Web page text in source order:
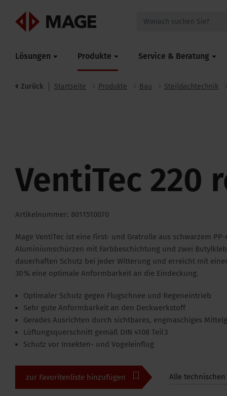
Mageroof
Lösungen Produkte Service & Beratung
Zurück Startseite Produkte Bau Steildachtechnik
VentiTec 220
Artikelnummer: 8011510070
Mage VentiTec ist eine First- und Gratrolle aus schwarzem
Aluminiumschürzen mit Farbbeschichtung und zwei
dauerhaften Schutz bei jeder Witterung und erreicht mit
30 % eine optimale Anformbarkeit an die Eindeckung.
Optimaler Schutz gegen Flugschnee und Regeneintrieb
Sehr gute Anformbarkeit an den Deckwerkstoff
Gerades Ausrichten durch sichtbares, engmaschiges
Lüftungsquerschnitt gemäß DIN 4108 Teil 3
Schutz vor Insekten- und Vogeleinflug
zur Favoritenliste hinzufügen Alle